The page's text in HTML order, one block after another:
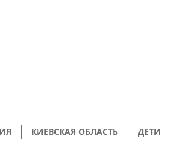
КИЕВСКАЯ ОБЛАСТЬ ДЕТИ